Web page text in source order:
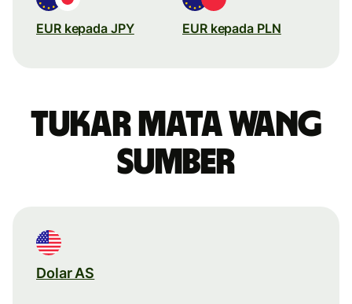
EUR kepada JPY EUR kepada PLN
Tukar mata wang
sumber
Dolar AS